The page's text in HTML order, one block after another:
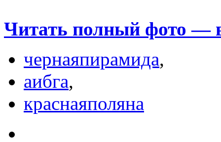
Читать полный фото —
чернаяпирамида,
аибга,
краснаяполяна